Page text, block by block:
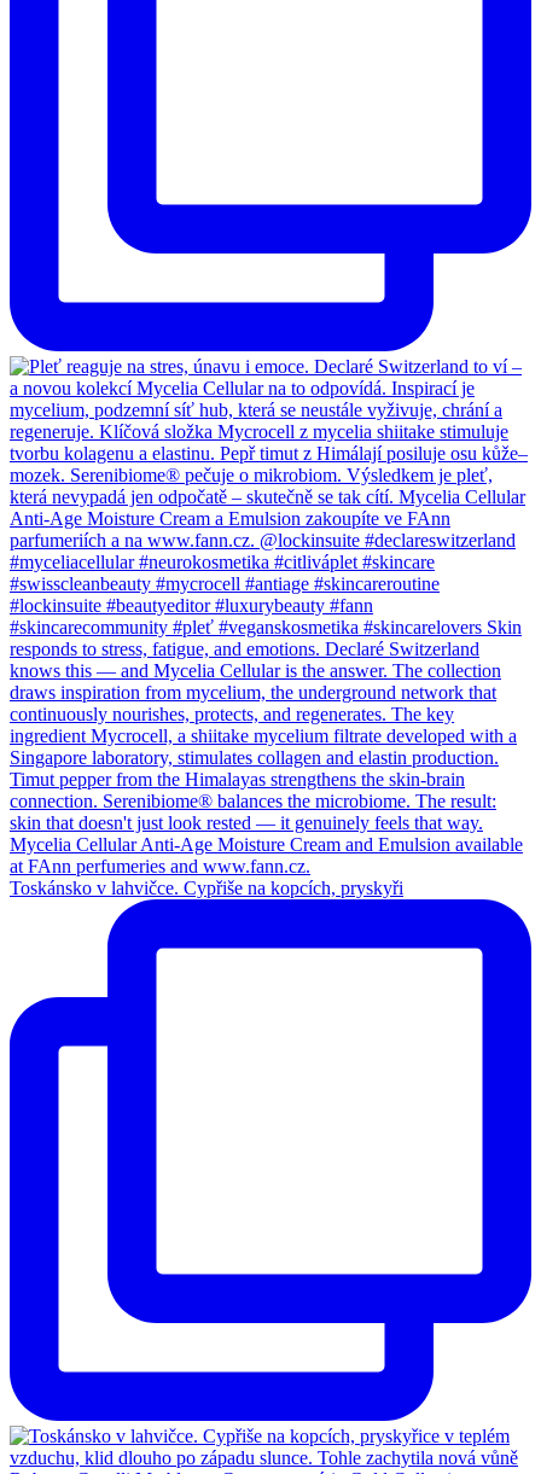
Toskánsko v lahvičce. Cypřiše na kopcích, pryskyři